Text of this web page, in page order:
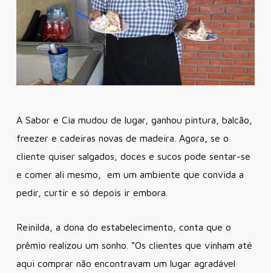
A Sabor e Cia mudou de lugar, ganhou pintura, balcão,
freezer e cadeiras novas de madeira. Agora, se o
cliente quiser salgados, doces e sucos pode sentar-se
e comer ali mesmo, em um ambiente que convida a
pedir, curtir e só depois ir embora.
Reinilda, a dona do estabelecimento, conta que o
prêmio realizou um sonho. “Os clientes que vinham até
aqui comprar não encontravam um lugar agradável